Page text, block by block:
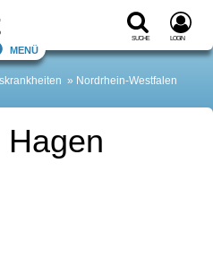
Suche Login
Menü
Nordrhein-Westfalen